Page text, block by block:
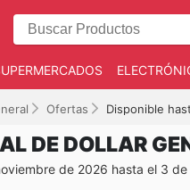
Ofertas Disponible
DE DOLLAR
de 2026 hasta el 3